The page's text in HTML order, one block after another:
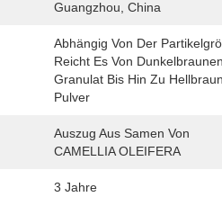
Guangzhou, China
Abhängig Von Der
Reicht Es Von Dunkelbraunen
Granulat Bis Hin Zu
Pulver
Auszug Aus Samen Von
CAMELLIA OLEIFERA
3 Jahre